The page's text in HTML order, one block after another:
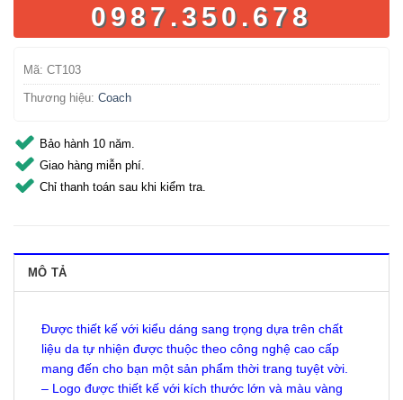
0987.350.678
Mã: CT103
Thương hiệu: Coach
Bảo hành 10 năm.
Giao hàng miễn phí.
Chỉ thanh toán sau khi kiểm tra.
MÔ TẢ
Được thiết kế với kiểu dáng sang trọng dựa trên chất
liệu da tự nhiện được thuộc theo công nghệ cao cấp
mang đến cho bạn một sản phẩm thời trang tuyệt vời.
– Logo được thiết kế với kích thước lớn và màu vàng